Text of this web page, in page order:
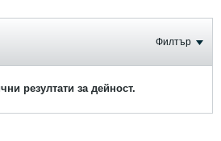
Филтър
резултати за дейност.